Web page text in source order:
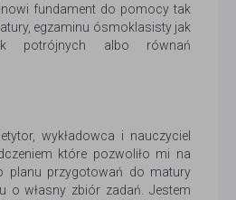
fundament do pomocy tak
egzaminu ósmoklasisty jak
potrójnych albo równań
wykładowca i nauczyciel
które pozwoliło mi na
planu przygotowań do matury
o własny zbiór zadań. Jestem